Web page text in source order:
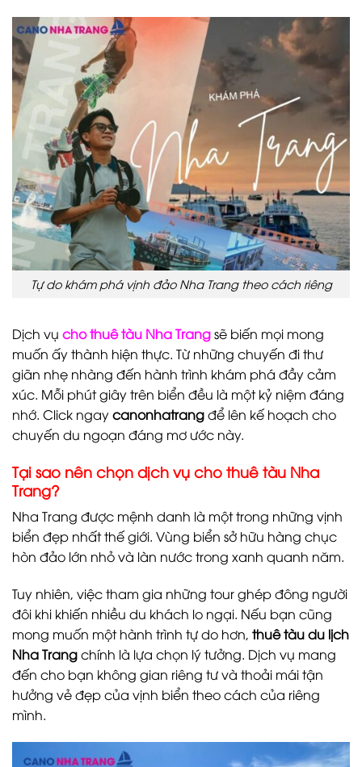
Tự do khám phá vịnh đảo Nha Trang theo cách riêng
Dịch vụ cho thuê tàu Nha Trangsẽ biến mọi mong
muốn ấy thành hiện thực. Từ những chuyến đi thư
giãn nhẹ nhàng đến hành trình khám phá đầy cảm
xúc. Mỗi phút giây trên biển đều là một kỷ niệm đáng
nhớ. Click ngaycanonhatrangđể lên kế hoạch cho
chuyến du ngoạn đáng mơ ước này.
Tại sao nên chọn dịch vụ cho thuê tàu Nha
Trang?
Nha Trang được mệnh danh là một trong những vịnh
biển đẹp nhất thế giới. Vùng biển sở hữu hàng chục
hòn đảo lớn nhỏ và làn nước trong xanh quanh năm.
Tuy nhiên, việc tham gia những tour ghép đông người
đôi khi khiến nhiều du khách lo ngại. Nếu bạn cũng
mong muốn một hành trình tự do hơn, thuê tàu du lịch
Nha Trangchính là lựa chọn lý tưởng. Dịch vụ mang
đến cho bạn không gian riêng tư và thoải mái tận
hưởng vẻ đẹp của vịnh biển theo cách của riêng
mình.